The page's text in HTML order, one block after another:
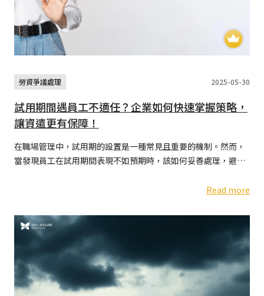
勞資爭議處理 2025-05-30
試用期間遇員工不適任？企業如何快速掌握策略，
讓資遣更有保障！
在職場管理中，試用期的設置是一種常見且重要的機制。然而，
當發現員工在試用期間表現不如預期時，該如何妥善處理，避免
Read more